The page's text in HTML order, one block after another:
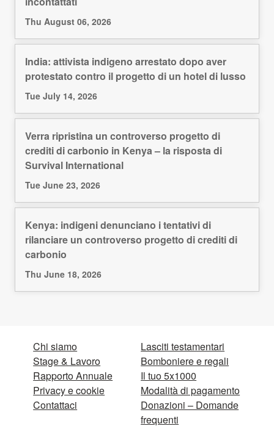
Thu August 06, 2026
India: attivista indigeno arrestato dopo aver
protestato contro il progetto di un hotel di lusso
Tue July 14, 2026
Verra ripristina un controverso progetto di
crediti di carbonio in Kenya – la risposta di
Survival International
Tue June 23, 2026
Kenya: indigeni denunciano i tentativi di
rilanciare un controverso progetto di crediti di
carbonio
Thu June 18, 2026
Chi siamo
Stage & Lavoro
Rapporto Annuale
Privacy e cookie
Contattaci
Lasciti testamentari
Bomboniere e regali
Il tuo 5x1000
Modalità di pagamento
Donazioni – Domande
frequenti